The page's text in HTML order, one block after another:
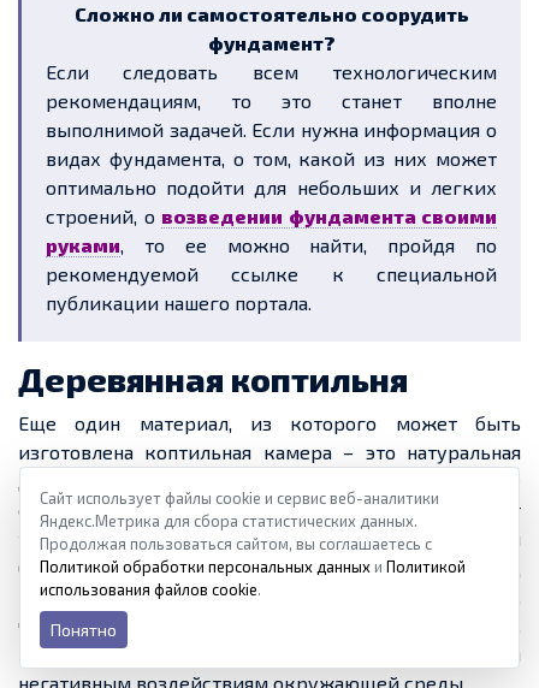
Сложно ли самостоятельно соорудить
фундамент?
Если следовать всем технологическим
рекомендациям, то это станет вполне
выполнимой задачей. Если нужна информация о
видах фундамента, о том, какой из них может
оптимально подойти для небольших и легких
строений, о возведении фундамента своими
руками, то ее можно найти, пройдя по
рекомендуемой ссылке к специальной
публикации нашего портала.
Деревянная коптильня
Еще один материал, из которого может быть
изготовлена коптильная камера – это натуральная
создает неприятных запахов и не выделяет
токсичных испарений. Для постройки коптильни
больше всего подойдет древесина лиственных пород
– ольха, дуб, груша, вишня, яблоня и другие. Главное,
чтобы сам материал имел плотную структуру,
которая будет хорошо противостоять различным
негативным воздействиям окружающей среды.
Сайт использует файлы cookie и сервис веб-аналитики
Яндекс.Метрика для сбора статистических данных.
Продолжая пользоваться сайтом, вы соглашаетесь с
Политикой обработки персональных данных и Политикой
использования файлов cookie.
Понятно